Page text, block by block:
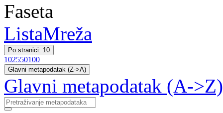
Faseta
ListaMreža
Po stranici: 10
102550100
Glavni metapodatak (Z->A)
Glavni metapodatak (A->Z)